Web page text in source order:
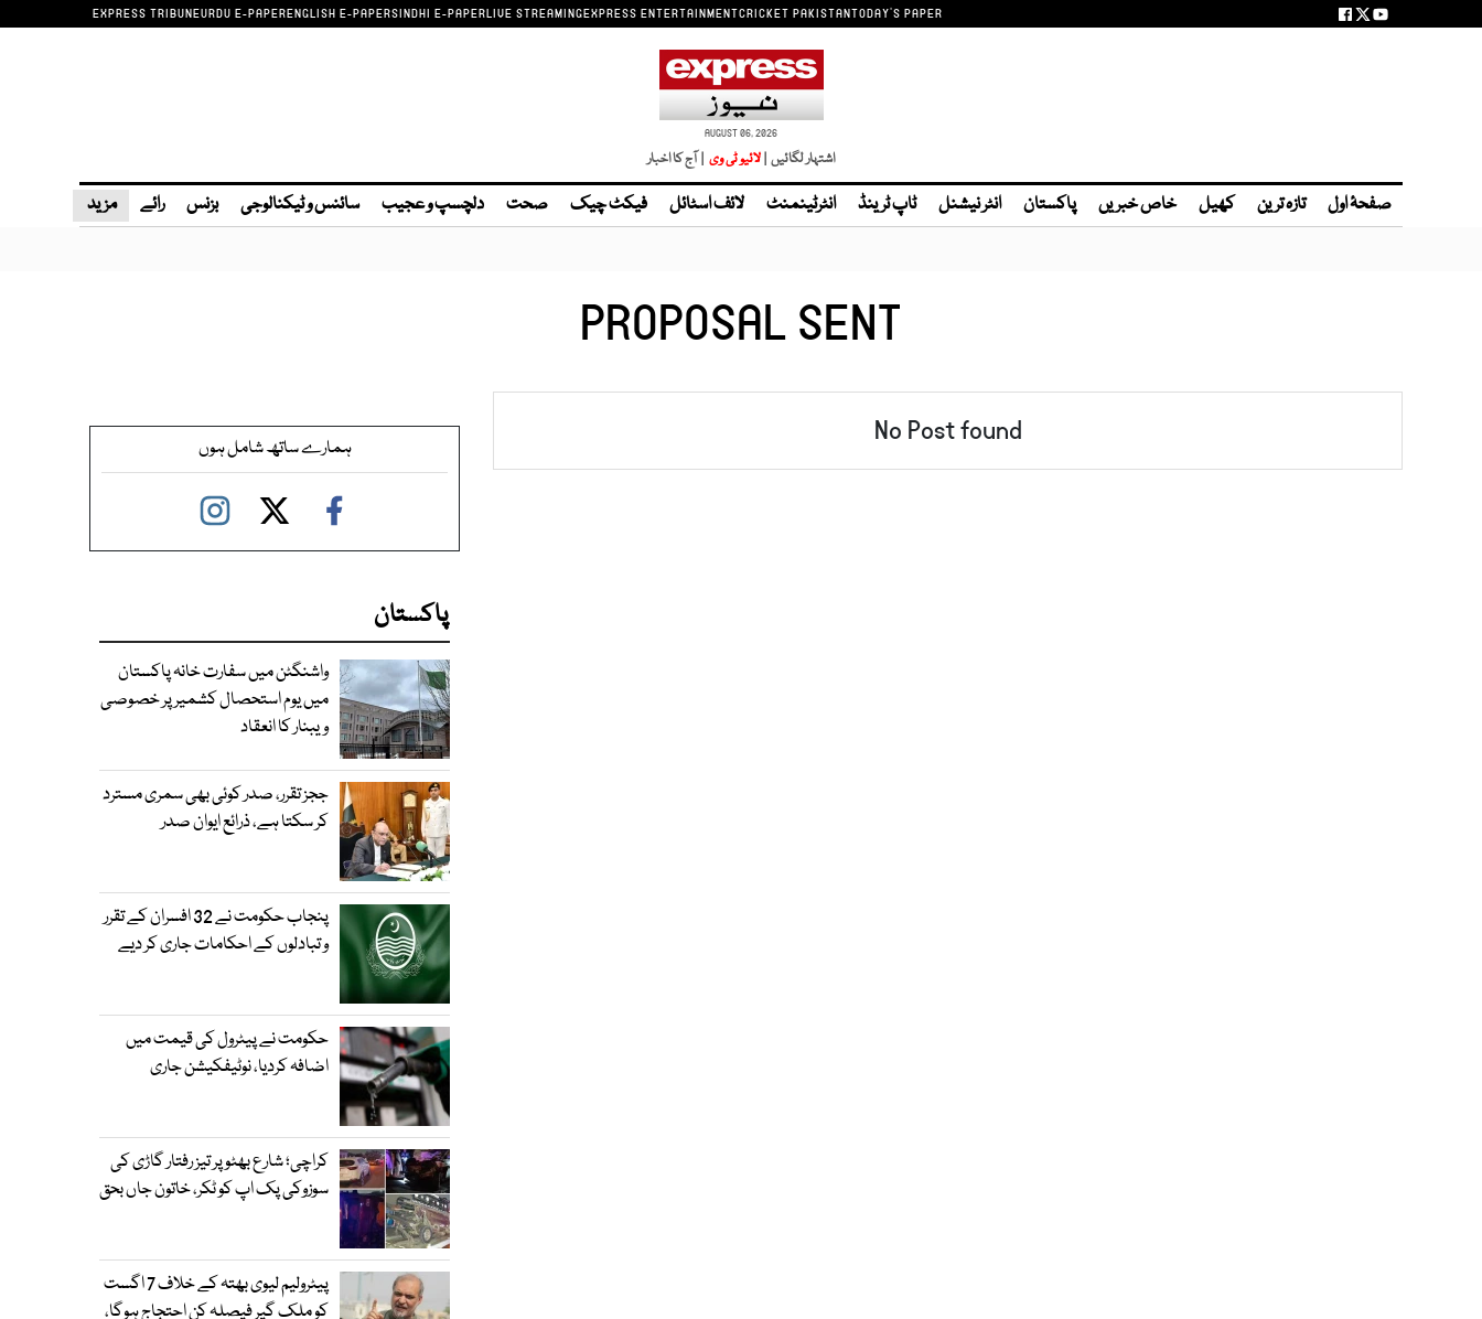
EXPRESS TRIBUNEURDU E-PAPERENGLISH E-PAPERSINDHI E-PAPERLIVE STREAMINGEXPRESS ENTERTAINMENTCRICKET PAKISTANTODAY'S PAPER
AUGUST 06, 2026
اشتہار لگائیں | | آج کا اخبار
صفحۂ اول تازہ ترین کھیل خاص خبریں پاکستان انٹر نیشنل ٹاپ ٹرینڈ انٹرٹینمنٹ لائف اسٹائل فیکٹ چیک صحت دلچسپ و عجیب سائنس و ٹیکنالوجی بزنس رائے مزید
PROPOSAL SENT
No Post found ہمارے ساتھ شامل ہوں
پاکستان
واشنگٹن میں سفارت خانہ پاکستان
میں یوم استحصال کشمیر پر خصوصی
ویبنار کا انعقاد
ججز تقرر، صدر کوئی بھی سمری مسترد
کر سکتا ہے، ذرائع ایوان صدر
پنجاب حکومت نے 32 افسران کے تقرر
و تبادلوں کے احکامات جاری کر دیے
حکومت نے پیٹرول کی قیمت میں
اضافہ کردیا، نوٹیفکیشن جاری
کراچی؛ شارع بھٹو پر تیز رفتار گاڑی کی
سوزوکی پک اپ کو ٹکر، خاتون جاں بحق
پیٹرولیم لیوی بھتہ کے خلاف 7 اگست
کو ملک گیر فیصلہ کن احتجاج ہوگا،